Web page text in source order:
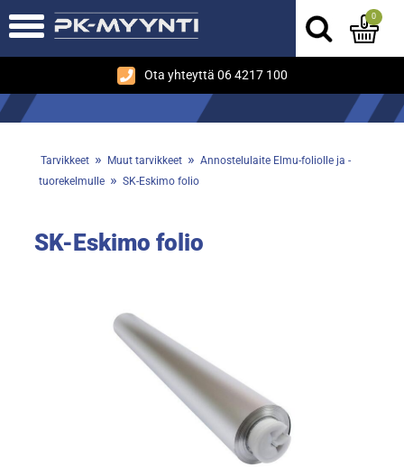
Ota yhteyttä 06 4217 100
0
Tarvikkeet » Muut tarvikkeet » Annostelulaite Elmu-foliolle ja -
tuorekelmulle » SK-Eskimo folio
SK-Eskimo folio